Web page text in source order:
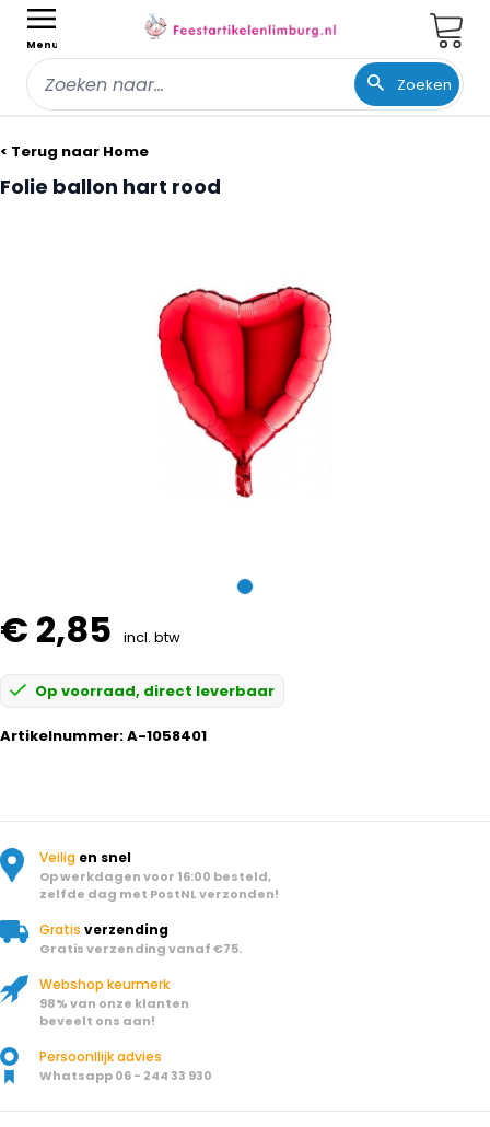
Menu
Zoeken
< Terug naar Home
Folie ballon hart rood
€ 2,85 incl. btw
Op voorraad, direct leverbaar
Artikelnummer:A-1058401
Veilig en snel
Op werkdagen voor 16:00 besteld,
zelfde dag met PostNL verzonden!
Gratis verzending
Gratis verzending vanaf €75.
Webshop keurmerk
98% van onze klanten
beveelt ons aan!
Persoonllijk advies
Whatsapp 06 - 244 33 930